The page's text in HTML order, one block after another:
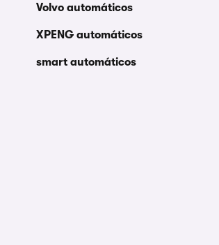
Volvo automáticos
XPENG automáticos
smart automáticos